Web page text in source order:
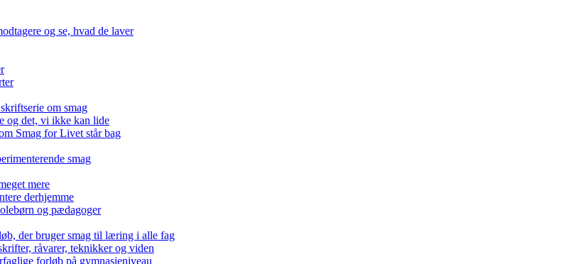
og se, hvad de laver
om smag
og det, vi ikke kan lide
Smag for Livet står bag
smag
mere
derhjemme
og pædagoger
der bruger smag til læring i alle fag
råvarer, teknikker og viden
forløb på gymnasieniveau